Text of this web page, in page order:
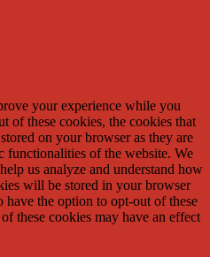
your experience while you
of these cookies, the cookies that
on your browser as they are
functionalities of the website. We
us analyze and understand how
will be stored in your browser
the option to opt-out of these
these cookies may have an effect